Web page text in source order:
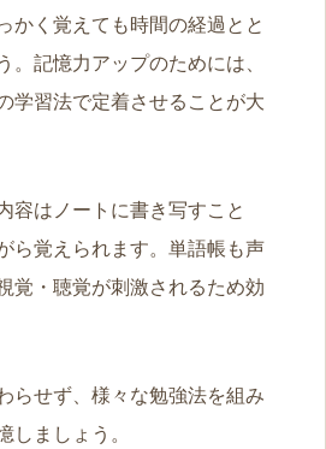
かく覚えても時間の経過とと
。記憶力アップのためには、
学習法で定着させることが大
容はノートに書き写すこと
ら覚えられます。単語帳も声
覚・聴覚が刺激されるため効
らせず、様々な勉強法を組み
しましょう。